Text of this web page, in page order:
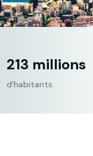
213 millions
d'habitants.